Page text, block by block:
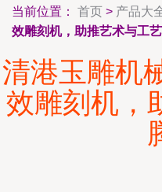
当前位置： 首页 > 产品大
效雕刻机，助推艺术与工
清港玉雕机
效雕刻机，